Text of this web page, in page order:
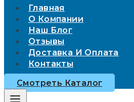
Главная
О Компании
Наш Блог
Отзывы
Доставка И Оплата
Контакты
Смотреть Каталог